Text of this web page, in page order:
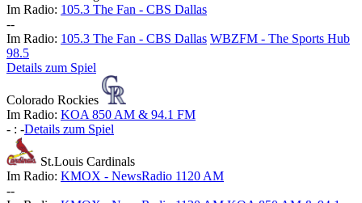
Im Radio: 105.3 The Fan - CBS Dallas
--
Im Radio: 105.3 The Fan - CBS Dallas WBZFM - The Sports Hub
98.5
Details zum Spiel
Colorado Rockies
Im Radio: KOA 850 AM & 94.1 FM
- : -Details zum Spiel
St.Louis Cardinals
Im Radio: KMOX - NewsRadio 1120 AM
--